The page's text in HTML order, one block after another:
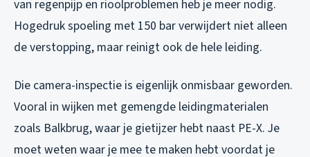
van regenpijp en rioolproblemen heb je meer nodig.
Hogedruk spoeling met 150 bar verwijdert niet alleen
de verstopping, maar reinigt ook de hele leiding.
Die camera-inspectie is eigenlijk onmisbaar geworden.
Vooral in wijken met gemengde leidingmaterialen
zoals Balkbrug, waar je gietijzer hebt naast PE-X. Je
moet weten waar je mee te maken hebt voordat je